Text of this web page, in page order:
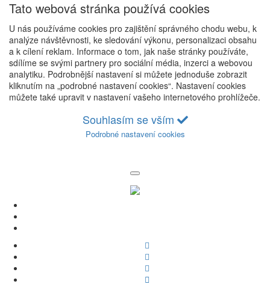
Tato webová stránka používá cookies
U nás používáme cookies pro zajištění správného chodu webu, k
analýze návštěvnosti, ke sledování výkonu, personalizaci obsahu
a k cílení reklam. Informace o tom, jak naše stránky používáte,
sdílíme se svými partnery pro sociální média, inzerci a webovou
analytiku. Podrobnější nastavení si můžete jednoduše zobrazit
kliknutím na „podrobné nastavení cookies“. Nastavení cookies
můžete také upravit v nastavení vašeho internetového prohlížeče.
Souhlasím se vším
Podrobné nastavení cookies